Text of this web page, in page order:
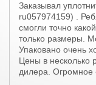
Заказывал
ru057974159) .
смогли точно
только размеры.
Упаковано очень
Цены в несколько
дилера. Огромное